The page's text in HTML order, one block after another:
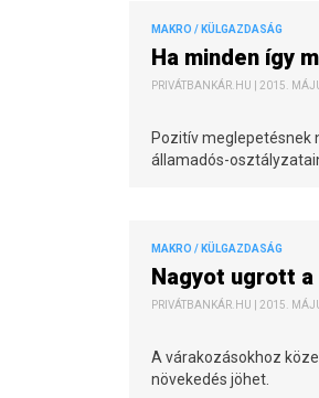
MAKRO / KÜLGAZDASÁG
Ha minden így
PRIVÁTBANKÁR.HU | 2015.
Pozitív meglepetésnek
államadós-
MAKRO / KÜLGAZDASÁG
Nagyot ugrott a
PRIVÁTBANKÁR.HU | 2015.
A várakozásokhoz
növekedés jöhet.